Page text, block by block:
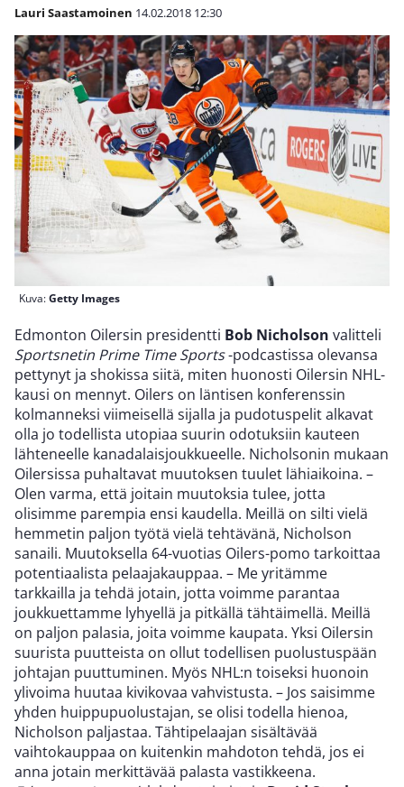
Lauri Saastamoinen 14.02.2018 12:30
Kuva:Getty Images
Edmonton Oilersin presidentti Bob Nicholson valitteli
Sportsnetin Prime Time Sports-podcastissa olevansa
pettynyt ja shokissa siitä, miten huonosti Oilersin NHL-
kausi on mennyt. Oilers on läntisen konferenssin
kolmanneksi viimeisellä sijalla ja pudotuspelit alkavat
olla jo todellista utopiaa suurin odotuksiin kauteen
lähteneelle kanadalaisjoukkueelle. Nicholsonin mukaan
Oilersissa puhaltavat muutoksen tuulet lähiaikoina. –
Olen varma, että joitain muutoksia tulee, jotta
olisimme parempia ensi kaudella. Meillä on silti vielä
hemmetin paljon työtä vielä tehtävänä, Nicholson
sanaili. Muutoksella 64-vuotias Oilers-pomo tarkoittaa
potentiaalista pelaajakauppaa. – Me yritämme
tarkkailla ja tehdä jotain, jotta voimme parantaa
joukkuettamme lyhyellä ja pitkällä tähtäimellä. Meillä
on paljon palasia, joita voimme kaupata. Yksi Oilersin
suurista puutteista on ollut todellisen puolustuspään
johtajan puuttuminen. Myös NHL:n toiseksi huonoin
ylivoima huutaa kivikovaa vahvistusta. – Jos saisimme
yhden huippupuolustajan, se olisi todella hienoa,
Nicholson paljastaa. Tähtipelaajan sisältävää
vaihtokauppaa on kuitenkin mahdoton tehdä, jos ei
anna jotain merkittävää palasta vastikkeena.